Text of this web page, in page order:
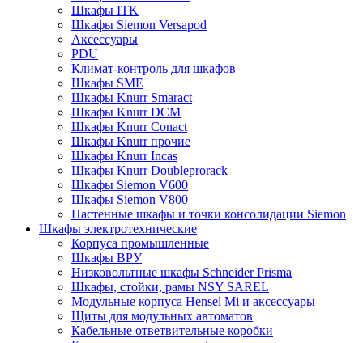
Шкафы ITK
Шкафы Siemon Versapod
Аксессуары
PDU
Климат-контроль для шкафов
Шкафы SME
Шкафы Knurr Smaract
Шкафы Knurr DCM
Шкафы Knurr Conact
Шкафы Knurr прочие
Шкафы Knurr Incas
Шкафы Knurr Doubleprorack
Шкафы Siemon V600
Шкафы Siemon V800
Настенные шкафы и точки консолидации Siemon
Шкафы электротехнические
Корпуса промышленные
Шкафы ВРУ
Низковольтные шкафы Schneider Prisma
Шкафы, стойки, рамы NSY SAREL
Модульные корпуса Hensel Mi и аксессуары
Щиты для модульных автоматов
Кабельные ответвительные коробки